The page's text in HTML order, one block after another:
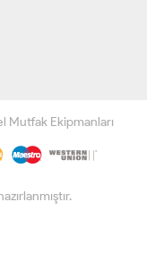
Mutfak Ekipmanları